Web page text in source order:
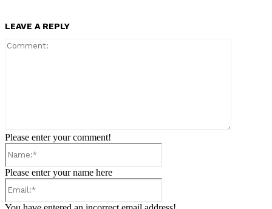
LEAVE A REPLY
Please enter your comment!
Please enter your name here